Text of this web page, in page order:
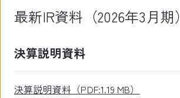
最新IR資料（2026年3月期）
決算説明資料
決算説明資料（PDF:1.19 MB）